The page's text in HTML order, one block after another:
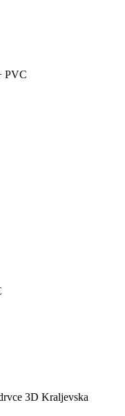
PVC
3D Kraljevska